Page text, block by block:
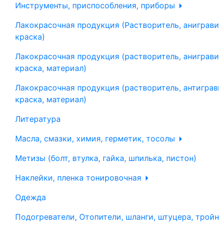
Инструменты, приспособления, приборы
Лакокрасочная продукция (Растворитель,
краска)
Лакокрасочная продукция (растворитель,
краска, материал)
Лакокрасочная продукция (растворитель,
краска, материал)
Литература
Масла, смазки, химия, герметик, тосолы
Метизы (болт, втулка, гайка, шпилька, пистон)
Наклейки, пленка тонировочная
Одежда
Подогреватели, Отопители, шланги, штуцера,